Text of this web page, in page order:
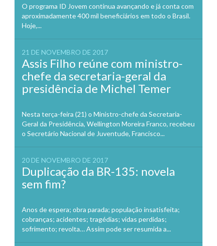
O programa ID Jovem continua avançando e já conta com
aproximadamente 400 mil beneficiários em todo o Brasil.
Hoje,...
21 DE NOVEMBRO DE 2017
Assis Filho reúne com ministro-
chefe da secretaria-geral da
presidência de Michel Temer
Nesta terça-feira (21) o Ministro-chefe da Secretaria-
Geral da Presidência, Wellington Moreira Franco, recebeu
o Secretário Nacional de Juventude, Francisco...
20 DE NOVEMBRO DE 2017
Duplicação da BR-135: novela
sem fim?
Anos de espera; obra parada; população insatisfeita;
cobranças; acidentes; tragédias; vidas perdidas;
sofrimento; revolta… Assim pode ser resumida a...